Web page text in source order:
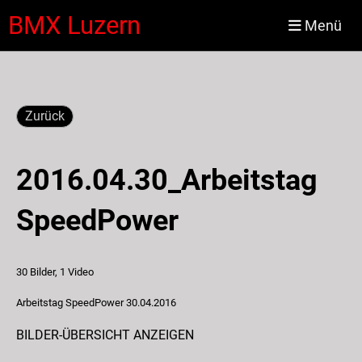
BMX Luzern Menü
Zurück
2016.04.30_Arbeitstag
SpeedPower
30 Bilder, 1 Video
Arbeitstag SpeedPower 30.04.2016
BILDER-ÜBERSICHT ANZEIGEN